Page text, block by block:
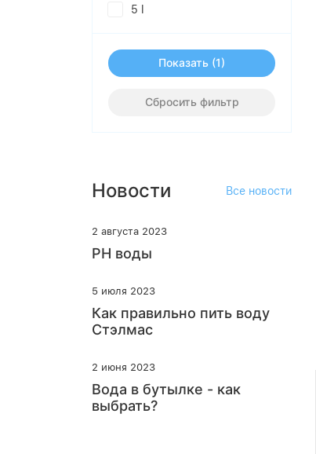
5 l
Показать
Сбросить фильтр
Новости Все новости
2 августа 2023
PH воды
5 июля 2023
Как правильно пить воду
Стэлмас
2 июня 2023
Вода в бутылке - как
выбрать?